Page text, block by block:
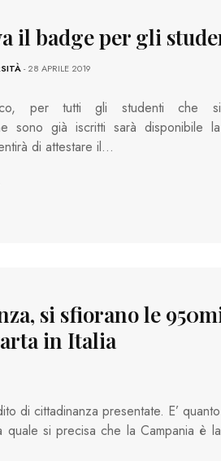
il badge per gli
- 28 APRILE 2019
per tutti gli studenti che si
sono già iscritti sarà disponibile la
di attestare il…
si sfiorano le
in Italia
di cittadinanza presentate. E’ quanto
quale si precisa che la Campania è la